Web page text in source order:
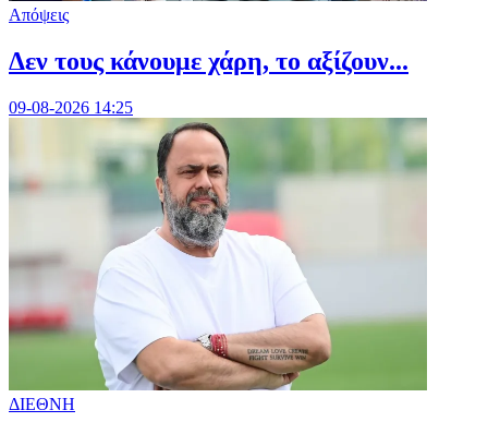
Απόψεις
Δεν τους κάνουμε χάρη, το αξίζουν...
09-08-2026 14:25
ΔΙΕΘΝΗ